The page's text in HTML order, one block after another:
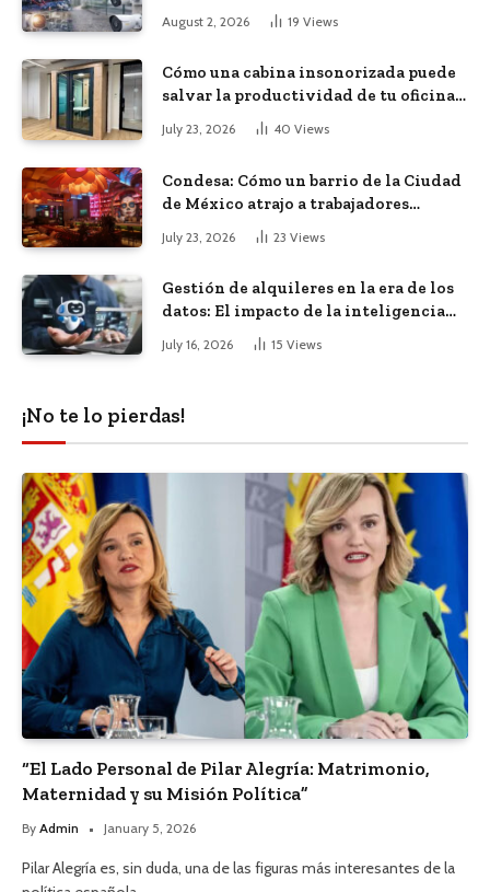
tecnológicos en una empresa
August 2, 2026 19 Views
Cómo una cabina insonorizada puede
salvar la productividad de tu oficina
July 23, 2026 40 Views
Condesa: Cómo un barrio de la Ciudad
de México atrajo a trabajadores
remotos de todo el mundo
July 23, 2026 23 Views
Gestión de alquileres en la era de los
datos: El impacto de la inteligencia
July 16, 2026 15 Views
¡No te lo pierdas!
“El Lado Personal de Pilar Alegría: Matrimonio,
Maternidad y su Misión Política”
By Admin January 5, 2026
Pilar Alegría es, sin duda, una de las figuras más interesantes de la